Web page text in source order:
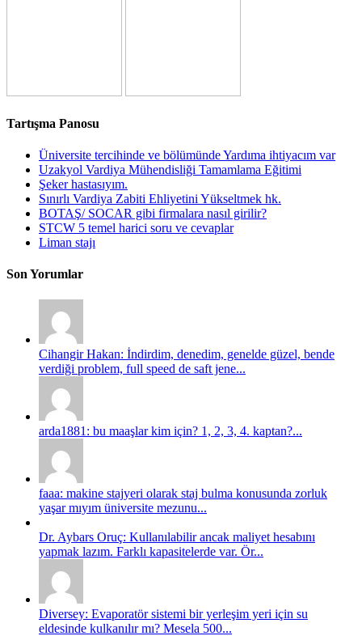
Tartışma Panosu
Üniversite tercihinde ve bölümünde Yardıma ihtiyacım var
Uzakyol Vardiya Mühendisliği Tamamlama Eğitimi
Şeker hastasıyım.
Sınırlı Vardiya Zabiti Ehliyetini Yükseltmek hk.
BOTAŞ/ SOCAR gibi firmalara nasıl girilir?
STCW 5 temel harici soru ve cevaplar
Liman stajı
Son Yorumlar
Cihangir Hakan: İndirdim, denedim, genelde güzel, bende
verdiği problem, full speed de saft jene...
arda1881: bu maaşlar kim için? 1, 2, 3, 4. kaptan?...
faaa: makine stajyeri olarak staj bulma konusunda zorluk
yaşar mıyım üniversite mezunu...
Dr. Aybars Oruç: Kullanılabilir ancak maliyet hesabını
yapmak lazım. Farklı kapasitelerde var. Ör...
Diversey: Evaporatör sistemi bir yerleşim yeri için su
eldesinde kulkanılır mı? Mesela 500...